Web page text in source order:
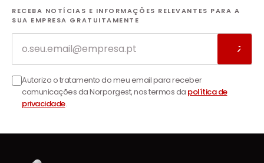
RECEBA NOTÍCIAS E INFORMAÇÕES RELEVANTES PARA A
SUA EMPRESA GRATUITAMENTE
Autorizo o tratamento do meu email para receber
comunicações da Norporgest, nos termos da política de
privacidade.